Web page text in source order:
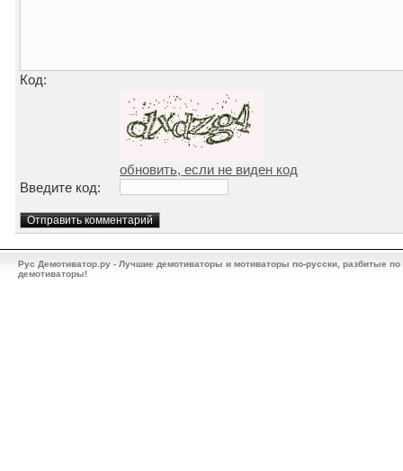
Код:
обновить, если не виден код
Введите код:
Рус Демотиватор.ру - Лучшие демотиваторы и мотиваторы по-русски, разбитые
демотиваторы!